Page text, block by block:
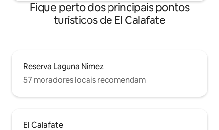
Fique perto dos principais pontos
turísticos de El Calafate
Reserva Laguna Nimez
57 moradores locais recomendam
El Calafate